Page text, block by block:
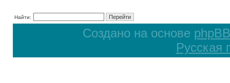
Найти:
Создано на основе phpBB
Русская